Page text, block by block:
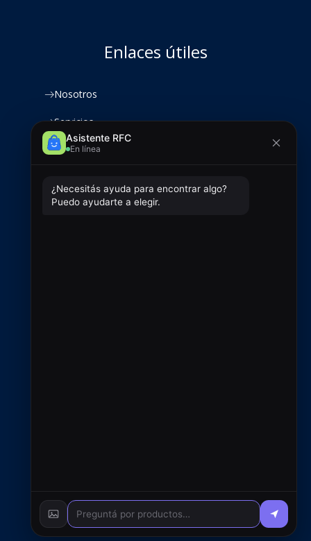
Enlaces útiles
Nosotros
Servicios
Productos
Contacto
© 2026 RFC S.A. - Todos